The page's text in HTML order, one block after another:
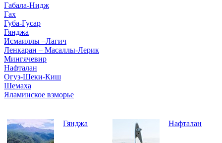
Габала-Нидж
Гах
Губа-Гусар
Гянджа
Исмаиллы –Лагич
Ленкаран – Масаллы-Лерик
Мингячевир
Нафталан
Огуз-Шеки-Киш
Шемаха
Яламинское взморье
Гянджа Нафталан